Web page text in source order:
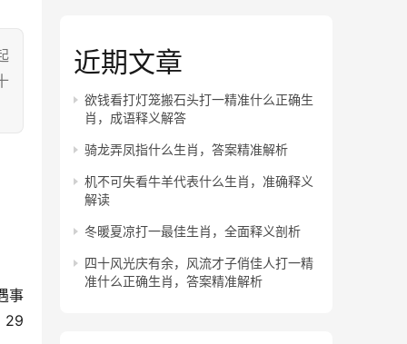
事
29
近期文章
欲钱看打灯笼搬石头打一精准什么正确生
肖，成语释义解答
骑龙弄凤指什么生肖，答案精准解析
机不可失看牛羊代表什么生肖，准确释义
解读
冬暖夏凉打一最佳生肖，全面释义剖析
四十风光庆有余，风流才子俏佳人打一精
准什么正确生肖，答案精准解析